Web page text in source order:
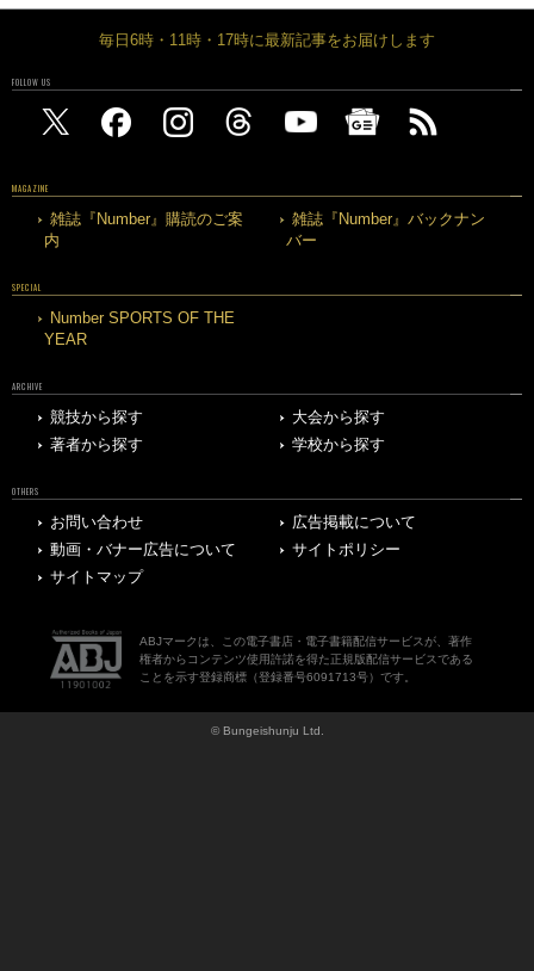
毎日6時・11時・17時に最新記事をお届けします
FOLLOW US
MAGAZINE
雑誌『Number』購読のご案
内
雑誌『Number』バックナン
バー
SPECIAL
Number SPORTS OF THE
YEAR
ARCHIVE
競技から探す
大会から探す
著者から探す
学校から探す
OTHERS
お問い合わせ
広告掲載について
動画・バナー広告について
サイトポリシー
サイトマップ
ABJマークは、この電子書店・電子書籍配信サービスが、著作
権者からコンテンツ使用許諾を得た正規版配信サービスである
ことを示す登録商標（登録番号6091713号）です。
© Bungeishunju Ltd.